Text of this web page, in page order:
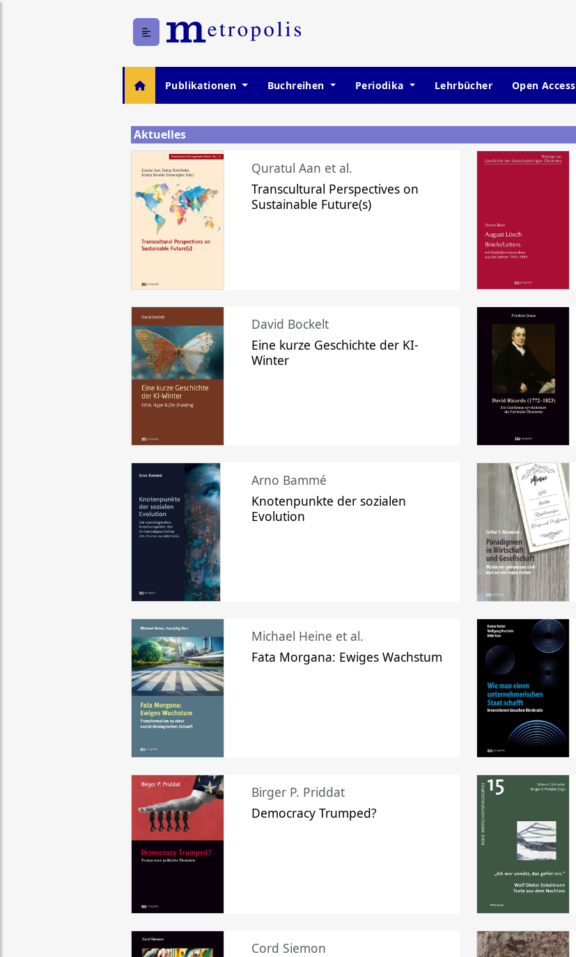
Publikationen Buchreihen Periodika Lehrbücher Open Access
Aktuelles
Quratul Aan et al.
Transcultural Perspectives on
Sustainable Future(s)
David Bockelt
Eine kurze Geschichte der KI-
Winter
Arno Bammé
Knotenpunkte der sozialen
Evolution
Michael Heine et al.
Fata Morgana: Ewiges Wachstum
Birger P. Priddat
Democracy Trumped?
Cord Siemon